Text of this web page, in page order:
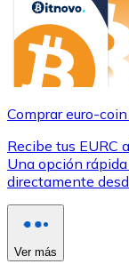
Comprar euro-
Recibe tus EURC
Una opción
directamente
Ver más